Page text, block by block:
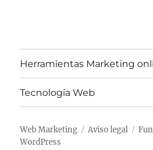
Herramientas Marketing
Tecnología Web
Web Marketing Aviso legal
WordPress